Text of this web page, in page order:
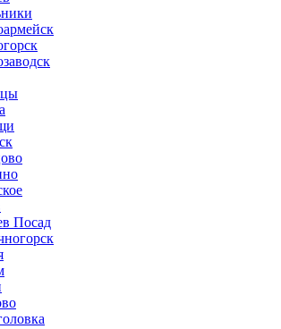
Посад